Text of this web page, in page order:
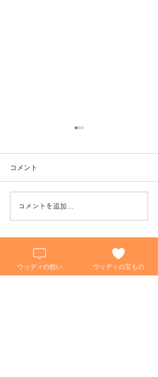
キャットウォール “ にゃ
んぺき ”🐈
コメント
コメントを追加…
ウッディの想い ウッディの宝もの